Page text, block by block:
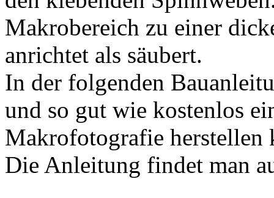
Makrobereich zu einer
anrichtet als säubert.
In der folgenden
und so gut wie kostenlos
Makrofotografie herstellen
Die Anleitung findet man